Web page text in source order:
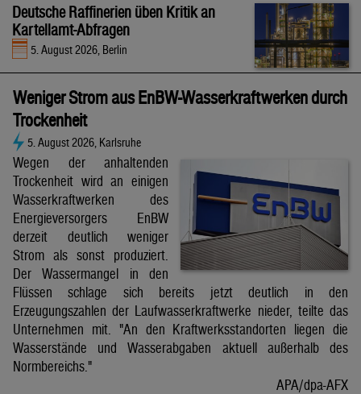
Deutsche Raffinerien üben Kritik an
Kartellamt-Abfragen
5. August 2026, Berlin
Weniger Strom aus EnBW-Wasserkraftwerken durch
Trockenheit
5. August 2026, Karlsruhe
Wegen der anhaltenden
Trockenheit wird an einigen
Wasserkraftwerken des
Energieversorgers EnBW
derzeit deutlich weniger
Strom als sonst produziert.
Der Wassermangel in den
Flüssen schlage sich bereits jetzt deutlich in den
Erzeugungszahlen der Laufwasserkraftwerke nieder, teilte das
Unternehmen mit. "An den Kraftwerksstandorten liegen die
Wasserstände und Wasserabgaben aktuell außerhalb des
Normbereichs."
APA/dpa-AFX